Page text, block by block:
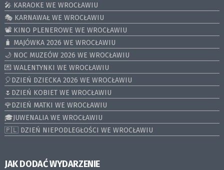
🎤 KARAOKE WE WROCŁAWIU
🎭 KARNAWAŁ WE WROCŁAWIU
📽️ KINO PLENEROWE WE WROCŁAWIU
🧳 MAJÓWKA 2026 WE WROCŁAWIU
🌙 NOC MUZEÓW 2026 WE WROCŁAWIU
💌 WALENTYNKI WE WROCŁAWIU
🎈DZIEŃ DZIECKA 2026 WE WROCŁAWIU
🌷DZIEŃ KOBIET WE WROCŁAWIU
🌹DZIEŃ MATKI WE WROCŁAWIU
🎓JUWENALIA WE WROCŁAWIU
🇵🇱 DZIEŃ NIEPODLEGŁOŚCI WE WROCŁAWIU
JAK DODAĆ WYDARZENIE